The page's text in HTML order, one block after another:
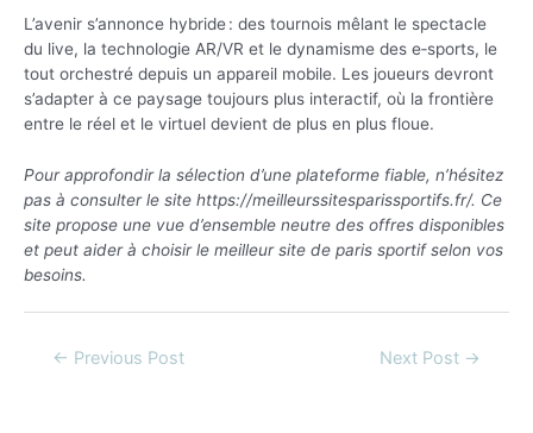
L’avenir s’annonce hybride : des tournois mêlant le spectacle
du live, la technologie AR/VR et le dynamisme des e‑sports, le
tout orchestré depuis un appareil mobile. Les joueurs devront
s’adapter à ce paysage toujours plus interactif, où la frontière
entre le réel et le virtuel devient de plus en plus floue.
Pour approfondir la sélection d’une plateforme fiable, n’hésitez
pas à consulter le site https://meilleurssitesparissportifs.fr/. Ce
site propose une vue d’ensemble neutre des offres disponibles
et peut aider à choisir le meilleur site de paris sportif selon vos
besoins.
← Previous Post Next Post →